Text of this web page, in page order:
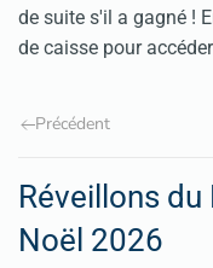
de suite s'il a gagné !
de caisse pour
Précédent
Réveillons
Noël 2026